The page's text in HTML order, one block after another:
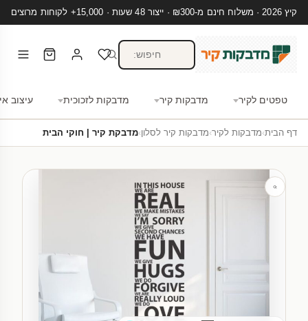
קיץ 2026 · משלוח חינם מ-₪300 · ייצור 48 שעות · 15,000+ לקוחות מרוצים
טפטים לקיר מדבקות קיר מדבקות לזכוכית עיצוב
דף הבית›מדבקות לקיר›מדבקות קיר לסלון›מדבקת קיר | חוקי הבית